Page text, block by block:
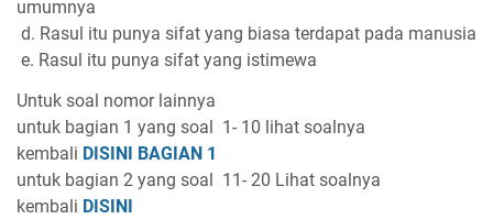
umumnya
d. Rasul itu punya sifat yang biasa terdapat pada manusia
e. Rasul itu punya sifat yang istimewa
Untuk soal nomor lainnya
untuk bagian 1 yang soal 1- 10 lihat soalnya
kembali DISINI BAGIAN 1
untuk bagian 2 yang soal 11- 20 Lihat soalnya
kembali DISINI